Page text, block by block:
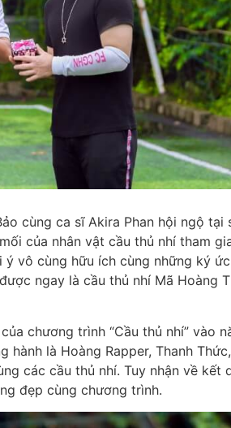
cùng ca sĩ Akira Phan hội ngộ tại
của nhân vật cầu thủ nhí tham
vô cùng hữu ích cùng những ký
ngay là cầu thủ nhí Mã Hoàng
chương trình “Cầu thủ nhí” vào
là Hoàng Rapper, Thanh
các cầu thủ nhí. Tuy nhận về kết
đẹp cùng chương trình.